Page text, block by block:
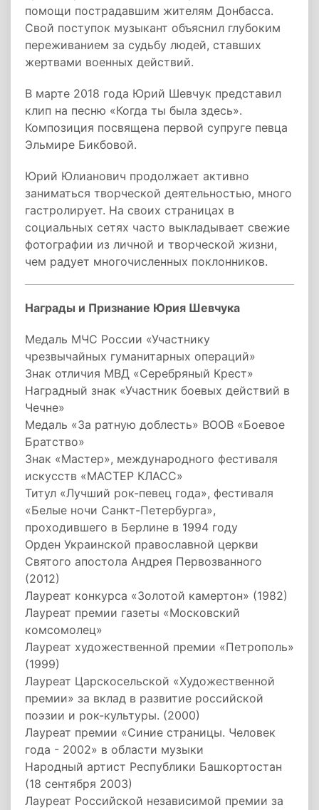
помощи пострадавшим жителям Донбасса.
Свой поступок музыкант объяснил глубоким
переживанием за судьбу людей, ставших
жертвами военных действий.
В марте 2018 года Юрий Шевчук представил
клип на песню «Когда ты была здесь».
Композиция посвящена первой супруге певца
Эльмире Бикбовой.
Юрий Юлианович продолжает активно
заниматься творческой деятельностью, много
гастролирует. На своих страницах в
социальных сетях часто выкладывает свежие
фотографии из личной и творческой жизни,
чем радует многочисленных поклонников.
Награды и Признание Юрия Шевчука
Медаль МЧС России «Участнику
чрезвычайных гуманитарных операций»
Знак отличия МВД «Серебряный Крест»
Наградный знак «Участник боевых действий в
Чечне»
Медаль «За ратную доблесть» ВООВ «Боевое
Братство»
Знак «Мастер», международного фестиваля
искусств «МАСТЕР КЛАСС»
Титул «Лучший рок-певец года», фестиваля
«Белые ночи Санкт-Петербурга»,
проходившего в Берлине в 1994 году
Орден Украинской православной церкви
Святого апостола Андрея Первозванного
(2012)
Лауреат конкурса «Золотой камертон» (1982)
Лауреат премии газеты «Московский
комсомолец»
Лауреат художественной премии «Петрополь»
(1999)
Лауреат Царскосельской «Художественной
премии» за вклад в развитие российской
поэзии и рок-культуры. (2000)
Лауреат премии «Синие страницы. Человек
года - 2002» в области музыки
Народный артист Республики Башкортостан
(18 сентября 2003)
Лауреат Российской независимой премии за